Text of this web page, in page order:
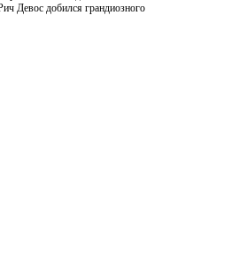
Девос добился грандиозного